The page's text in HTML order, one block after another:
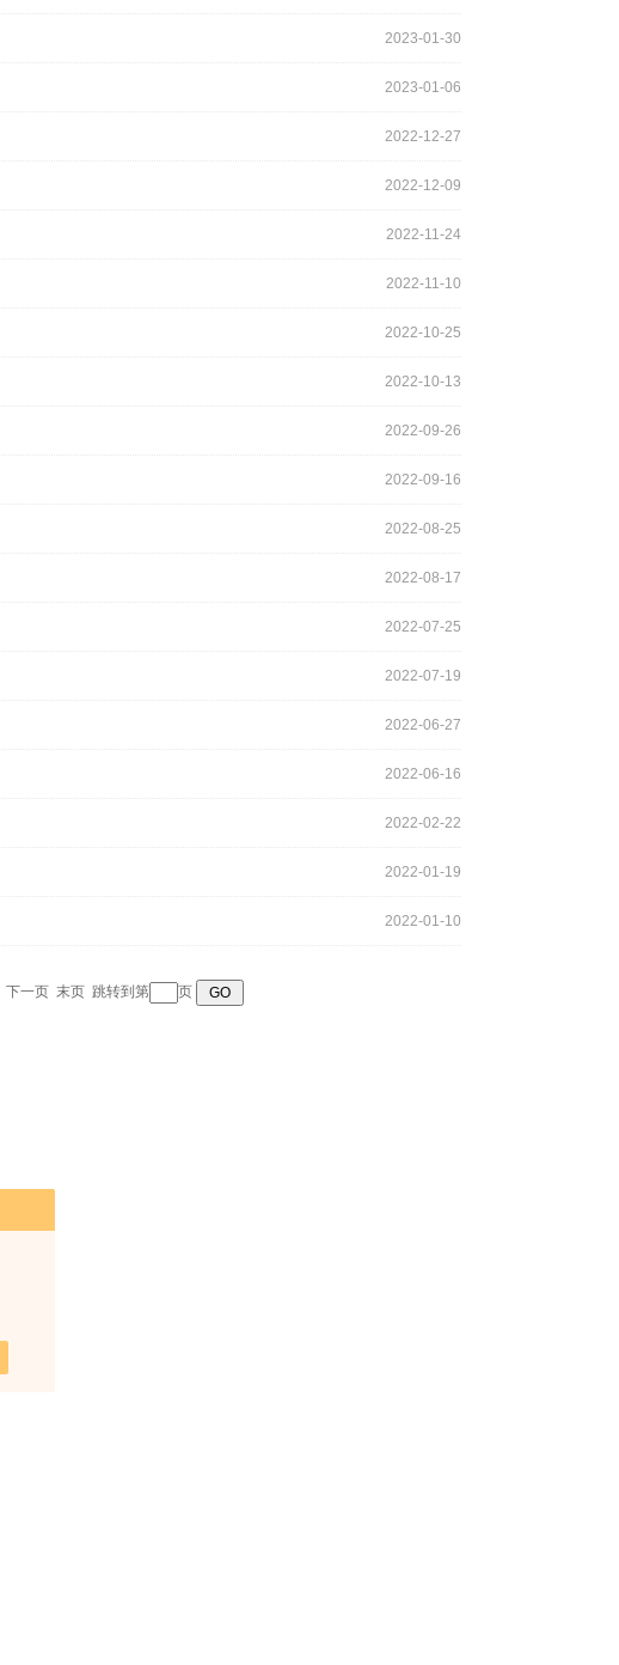
2023-01-30
2023-01-06
2022-12-27
2022-12-09
2022-11-24
2022-11-10
2022-10-25
2022-10-13
2022-09-26
2022-09-16
2022-08-25
2022-08-17
2022-07-25
2022-07-19
2022-06-27
2022-06-16
2022-02-22
2022-01-19
2022-01-10
下一页 末页 跳转到第 页